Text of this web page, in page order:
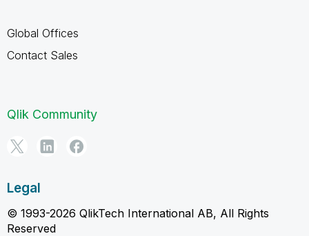
Global Offices
Contact Sales
Qlik Community
Legal
© 1993-2026 QlikTech International AB, All Rights
Reserved